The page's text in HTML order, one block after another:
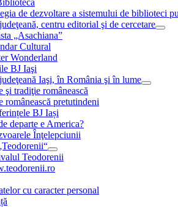
de dezvoltare a sistemului de biblioteci
centru editorial şi de cercetare
„Asachiana”
Cultural
Wonderland
BJ Iaşi
Iaşi, în România şi în lume
şi tradiţie românească
românească pretutindeni
BJ Iași
departe e America?
Înţelepciunii
Teodorenii
cu caracter personal